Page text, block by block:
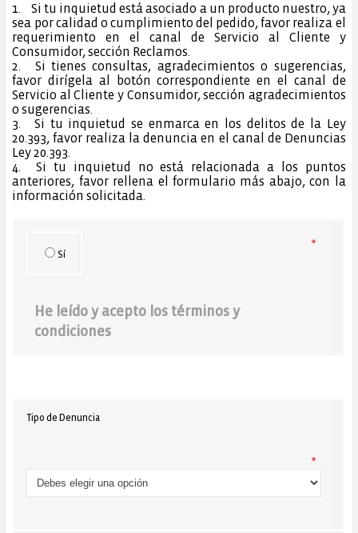
1.
Si tu inquietud está asociado a un producto nuestro, ya
sea por calidad o cumplimiento del pedido, favor realiza el
requerimiento en el canal de Servicio al Cliente y
Consumidor, sección Reclamos.
2.
Si tienes consultas, agradecimientos o sugerencias,
favor dirígela al botón correspondiente en el canal de
Servicio al Cliente y Consumidor, sección agradecimientos
o sugerencias.
3.
Si tu inquietud se enmarca en los delitos de la Ley
20.393, favor realiza la denuncia en el canal de Denuncias
Ley 20.393.
4.
Si tu inquietud no está relacionada a los puntos
anteriores, favor rellena el formulario más abajo, con la
información solicitada.
Sí
*
He leído y acepto los términos y
condiciones
Tipo de Denuncia
*